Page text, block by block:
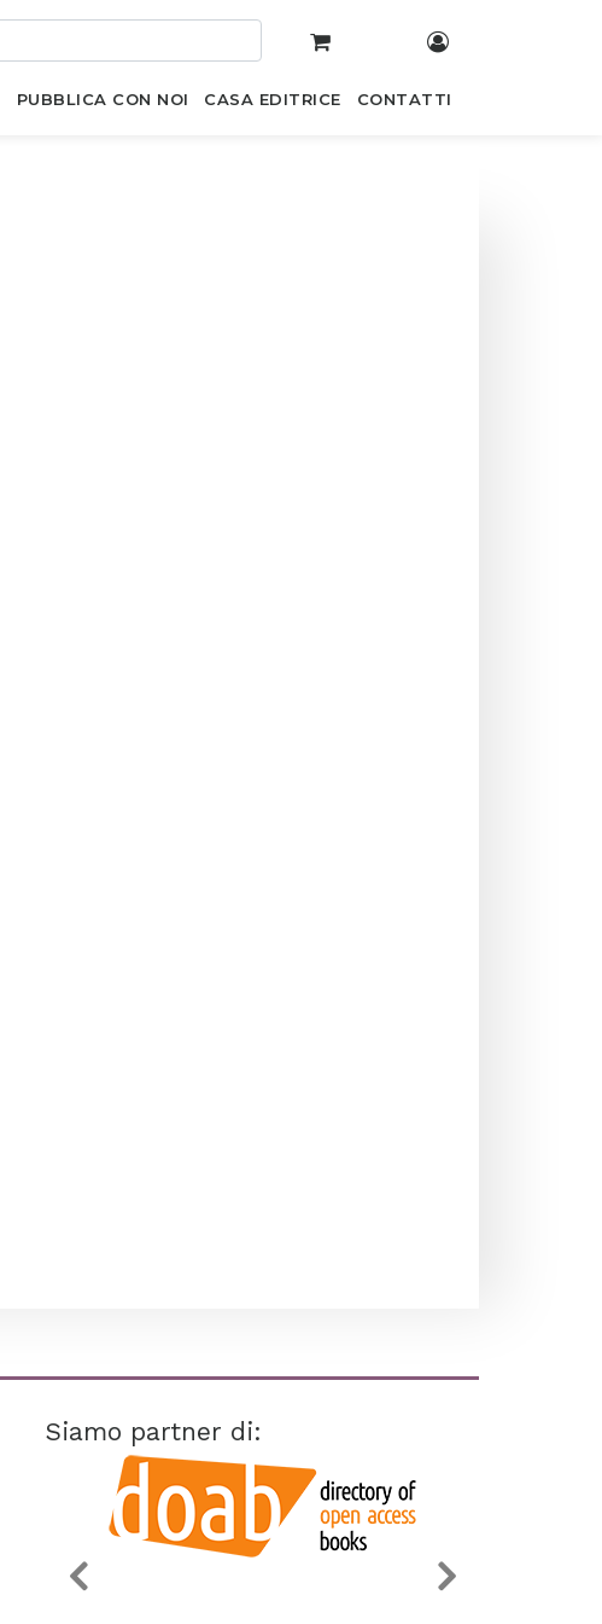
PUBBLICA CON NOI CASA EDITRICE CONTATTI
Siamo partner di: